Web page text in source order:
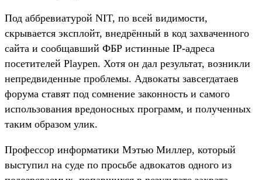
Под аббревиатурой NIT, по всей видимости,
скрывается эксплойт, внедрённый в код захваченного
сайта и сообщавший ФБР истинные IP-адреса
посетителей Playpen. Хотя он дал результат, возникли
непредвиденные проблемы. Адвокаты завсегдатаев
форума ставят под сомнение законность и самого
использования вредоносных программ, и полученных
таким образом улик.
Профессор информатики Мэтью Миллер, который
выступил на суде по просьбе адвокатов одного из